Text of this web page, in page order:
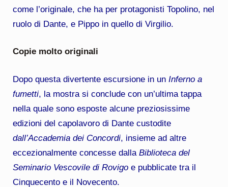
come l’originale, che ha per protagonisti Topolino, nel
ruolo di Dante, e Pippo in quello di Virgilio.
Copie molto originali
Dopo questa divertente escursione in un Inferno a
fumetti, la mostra si conclude con un’ultima tappa
nella quale sono esposte alcune preziosissime
edizioni del capolavoro di Dante custodite
dall’Accademia dei Concordi, insieme ad altre
eccezionalmente concesse dalla Biblioteca del
Seminario Vescovile di Rovigoe pubblicate tra il
Cinquecento e il Novecento.